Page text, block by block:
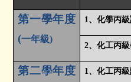
第一學年度
(一年級)
1 、化學丙
2、化工丙
第二學年度
1 、化工丙